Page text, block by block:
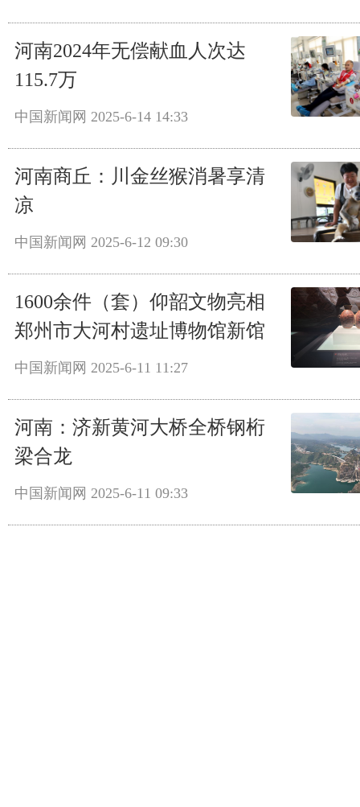
河南2024年无偿献血人次达
115.7万
中国新闻网 2025-6-14 14:33
河南商丘：川金丝猴消暑享清
凉
中国新闻网 2025-6-12 09:30
1600余件（套）仰韶文物亮相
郑州市大河村遗址博物馆新馆
中国新闻网 2025-6-11 11:27
河南：济新黄河大桥全桥钢桁
梁合龙
中国新闻网 2025-6-11 09:33